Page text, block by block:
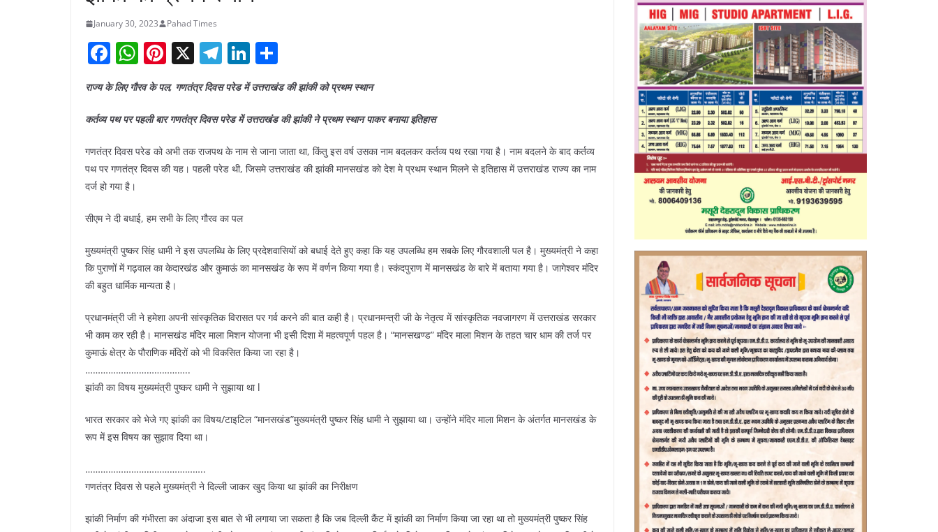
January 30, 2023 Pahad Times
F
a
c
e
b
o
o
k
W
h
at
s
A
p
Pi
er
e
st
X T
el
e
gr
a
m
Li
n
k
e
dI
n
h
ar
e
राज्य के लिए गौरव के पल, गणतंत्र दिवस परेड में उत्तराखंड की झांकी को प्रथम स्थान
कर्तव्य पथ पर पहली बार गणतंत्र दिवस परेड में उत्तराखंड की झांकी ने प्रथम स्थान पाकर बनाया इतिहास
गणतंत्र दिवस परेड को अभी तक राजपथ के नाम से जाना जाता था, किंतु इस वर्ष उसका नाम बदलकर कर्तव्य पथ रखा गया है। नाम बदलने के बाद कर्तव्य
पथ पर गणतंत्र दिवस की यह। पहली परेड थी, जिसमे उत्तराखंड की झांकी मानसखंड को देश मे प्रथम स्थान मिलने से इतिहास में उत्तराखंड राज्य का नाम
दर्ज हो गया है।
सीएम ने दी बधाई, हम सभी के लिए गौरव का पल
मुख्यमंत्री पुष्कर सिंह धामी ने इस उपलब्धि के लिए प्रदेशवासियों को बधाई देते हुए कहा कि यह उपलब्धि हम सबके लिए गौरवशाली पल है। मुख्यमंत्री ने कहा
कि पुराणों में गढ़वाल का केदारखंड और कुमाऊं का मानसखंड के रूप में वर्णन किया गया है। स्कंदपुराण में मानसखंड के बारे में बताया गया है। जागेश्वर मंदिर
की बहुत धार्मिक मान्यता है।
प्रधानमंत्री जी ने हमेशा अपनी सांस्कृतिक विरासत पर गर्व करने की बात कही है। प्रधानमन्त्री जी के नेतृत्व में सांस्कृतिक नवजागरण में उत्तराखंड सरकार
भी काम कर रही है। मानसखंड मंदिर माला मिशन योजना भी इसी दिशा में महत्वपूर्ण पहल है। “मानसखण्ड” मंदिर माला मिशन के तहत चार धाम की तर्ज पर
कुमाऊं क्षेत्र के पौराणिक मंदिरों को भी विकसित किया जा रहा है।
…………………………………..
झांकी का विषय मुख्यमंत्री पुष्कर धामी ने सुझाया था l
भारत सरकार को भेजे गए झांकी का विषय/टाइटिल “मानसखंड”मुख्यमंत्री पुष्कर सिंह धामी ने सुझाया था। उन्होंने मंदिर माला मिशन के अंतर्गत मानसखंड के
रूप में इस विषय का सुझाव दिया था।
………………………………………..
गणतंत्र दिवस से पहले मुख्यमंत्री ने दिल्ली जाकर खुद किया था झांकी का निरीक्षण
झांकी निर्माण की गंभीरता का अंदाजा इस बात से भी लगाया जा सकता है कि जब दिल्ली कैंट में झांकी का निर्माण किया जा रहा था तो मुख्यमंत्री पुष्कर सिंह